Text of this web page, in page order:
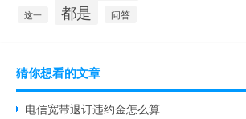
这一 都是 问答
猜你想看的文章
电信宽带退订违约金怎么算